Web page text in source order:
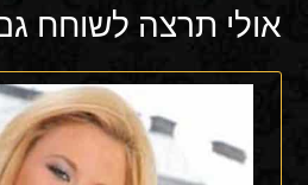
אולי תרצה לשוחח